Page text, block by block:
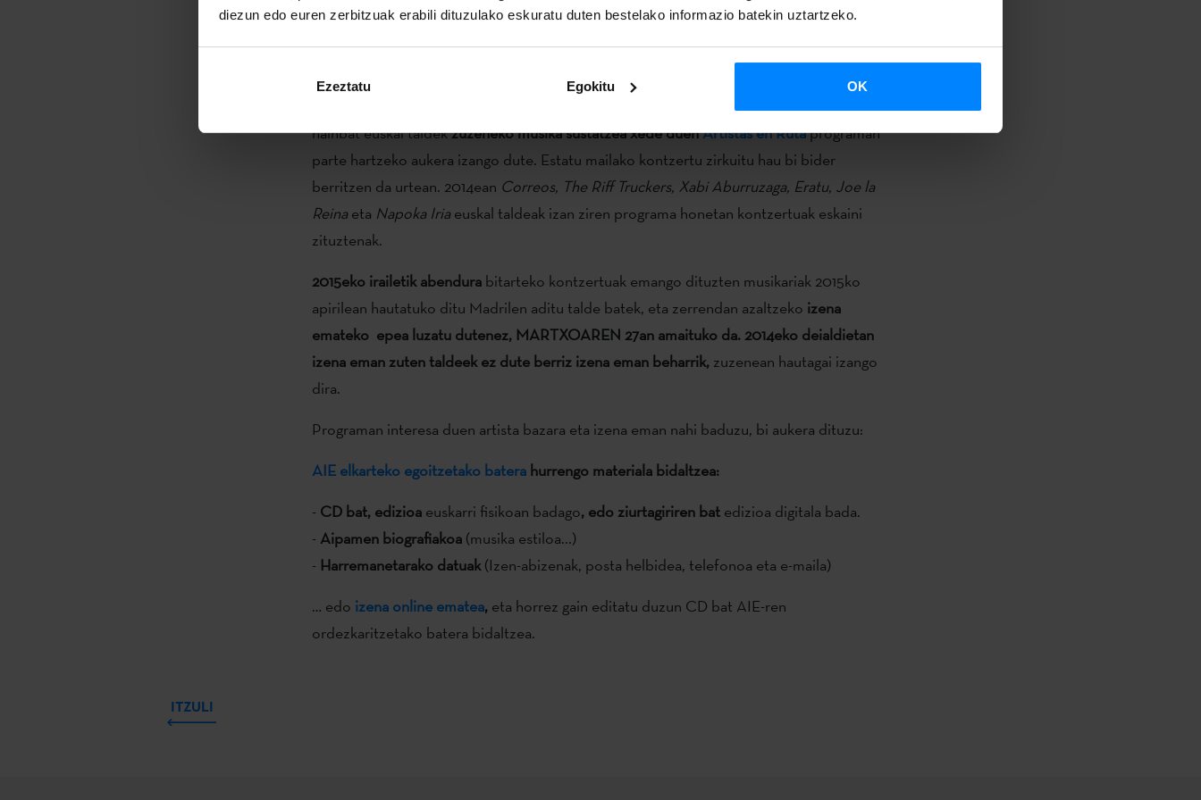
diezun edo euren zerbitzuak erabili dituzulako eskuratu duten bestelako informazio batekin uztartzeko.
Ezeztatu Egokitu OK
ordezkaritzetako batera bidaltzea.
sinatutako hitzarmenari esker, 2015 urtean ere
hainbat euskal taldekzuzeneko musika sustatzea xede duenArtistas en Rutaprograman
parte hartzeko aukera izango dute. Estatu mailako kontzertu zirkuitu hau bi bider
berritzen da urtean. 2014ean Correos, The Riff Truckers, Xabi Aburruzaga, Eratu, Joe la
Reinaeta Napoka Iriaeuskal taldeak izan ziren programa honetan kontzertuak eskaini
zituztenak.
2015eko irailetik abendurabitarteko kontzertuak emango dituzten musikariak 2015ko
apirilean hautatuko ditu Madrilen aditu talde batek, eta zerrendan azaltzeko izena
emateko epea luzatu dutenez, MARTXOAREN 27an amaituko da. 2014eko deialdietan
izena eman zuten taldeek ez dute berriz izena eman beharrik, zuzenean hautagai izango
dira.
Programan interesa duen artista bazara eta izena eman nahi baduzu, bi aukera dituzu:
AIE elkarteko egoitzetako baterahurrengo materiala bidaltzea:
- CD bat, edizioa euskarri fisikoan badago, edo ziurtagiriren bat edizioa digitala bada.
- Aipamen biografiakoa (musika estiloa...)
- Harremanetarako datuak(Izen-abizenak, posta helbidea, telefonoa eta e-maila)
… edo izena online ematea,eta horrez gain editatu duzun CD bat AIE-ren
ordezkaritzetako batera bidaltzea.
ITZULI